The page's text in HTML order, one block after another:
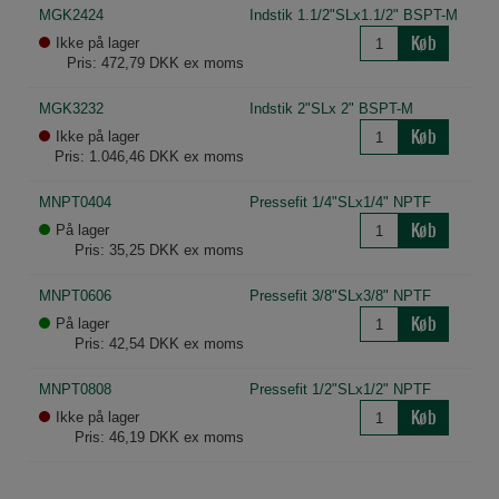
MGK2424
Indstik 1.1/2"SLx1.1/2" BSPT-M
Ikke på lager
Pris: 472,79 DKK ex moms
Køb
MGK3232
Indstik 2"SLx 2" BSPT-M
Ikke på lager
Pris: 1.046,46 DKK ex moms
Køb
MNPT0404
Pressefit 1/4"SLx1/4" NPTF
På lager
Pris: 35,25 DKK ex moms
Køb
MNPT0606
Pressefit 3/8"SLx3/8" NPTF
På lager
Pris: 42,54 DKK ex moms
Køb
MNPT0808
Pressefit 1/2"SLx1/2" NPTF
Ikke på lager
Pris: 46,19 DKK ex moms
Køb